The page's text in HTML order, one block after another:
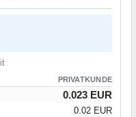
PRIVATKUNDE
0.023 EUR
0.02 EUR